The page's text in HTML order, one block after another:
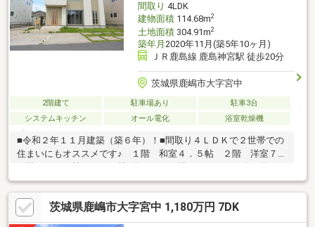
間取り 4LDK
建物面積114.68m2
土地面積304.91m2
築年月 2020年11月(築5年10ヶ月)
ＪＲ鹿島線 鹿島神宮駅 徒歩20分
茨城県鹿嶋市大字宮中
2階建て 駐車場あり
駐車3台
システムキッチン
オール電化 浴室乾燥機
■令和２年１１月建築（築６年）！■間取り４ＬＤＫで２世帯での
住まいにもオススメです♪ １階 和室４．５帖 ２階 洋室７．
あり！ 明るく開放感のあるリビングはご家族の新生活にピッタ
リです♪■株式会社ノーブルホーム施工の省エネ住宅！ 高効率の
第一種換気システム完備♪ 制震性を備えたＴＲＣダンパーを１階
部分の壁内に装備♪ ハウスメーカー施工の安心なアフター対応
茨城県鹿嶋市大字宮中 1,180万円 7DK